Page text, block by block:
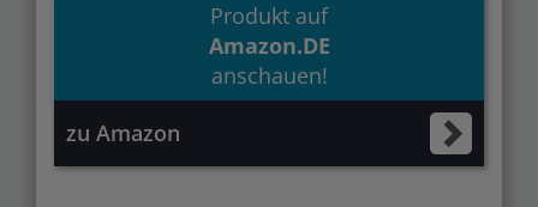
Produkt auf
Amazon.DE
anschauen!
zu Amazon